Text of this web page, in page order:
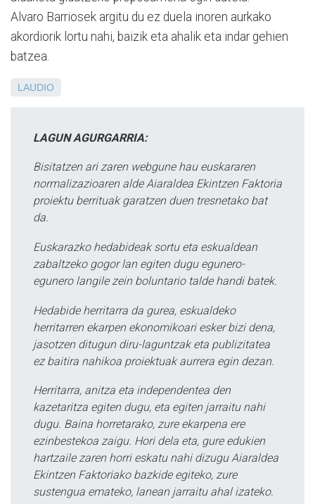
Alvaro Barriosek argitu du ez duela inoren aurkako
akordiorik lortu nahi, baizik eta ahalik eta indar gehien
batzea.
LAUDIO
LAGUN AGURGARRIA:
Bisitatzen ari zaren webgune hau euskararen
normalizazioaren alde Aiaraldea Ekintzen Faktoria
proiektu berrituak garatzen duen tresnetako bat
da.
Euskarazko hedabideak sortu eta eskualdean
zabaltzeko gogor lan egiten dugu egunero-
egunero langile zein boluntario talde handi batek.
Hedabide herritarra da gurea, eskualdeko
herritarren ekarpen ekonomikoari esker bizi dena,
jasotzen ditugun diru-laguntzak eta publizitatea
ez baitira nahikoa proiektuak aurrera egin dezan.
Herritarra, anitza eta independentea den
kazetaritza egiten dugu, eta egiten jarraitu nahi
dugu. Baina horretarako, zure ekarpena ere
ezinbestekoa zaigu. Hori dela eta, gure edukien
hartzaile zaren horri eskatu nahi dizugu Aiaraldea
Ekintzen Faktoriako bazkide egiteko, zure
sustengua emateko, lanean jarraitu ahal izateko.